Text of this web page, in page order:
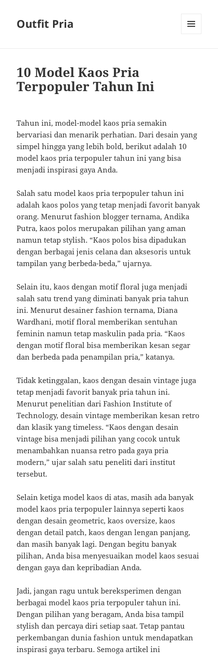
Outfit Pria
10 Model Kaos Pria
Terpopuler Tahun Ini
Tahun ini, model-model kaos pria semakin
bervariasi dan menarik perhatian. Dari desain yang
simpel hingga yang lebih bold, berikut adalah 10
model kaos pria terpopuler tahun ini yang bisa
menjadi inspirasi gaya Anda.
Salah satu model kaos pria terpopuler tahun ini
adalah kaos polos yang tetap menjadi favorit banyak
orang. Menurut fashion blogger ternama, Andika
Putra, kaos polos merupakan pilihan yang aman
namun tetap stylish. “Kaos polos bisa dipadukan
dengan berbagai jenis celana dan aksesoris untuk
tampilan yang berbeda-beda,” ujarnya.
Selain itu, kaos dengan motif floral juga menjadi
salah satu trend yang diminati banyak pria tahun
ini. Menurut desainer fashion ternama, Diana
Wardhani, motif floral memberikan sentuhan
feminin namun tetap maskulin pada pria. “Kaos
dengan motif floral bisa memberikan kesan segar
dan berbeda pada penampilan pria,” katanya.
Tidak ketinggalan, kaos dengan desain vintage juga
tetap menjadi favorit banyak pria tahun ini.
Menurut penelitian dari Fashion Institute of
Technology, desain vintage memberikan kesan retro
dan klasik yang timeless. “Kaos dengan desain
vintage bisa menjadi pilihan yang cocok untuk
menambahkan nuansa retro pada gaya pria
modern,” ujar salah satu peneliti dari institut
tersebut.
Selain ketiga model kaos di atas, masih ada banyak
model kaos pria terpopuler lainnya seperti kaos
dengan desain geometric, kaos oversize, kaos
dengan detail patch, kaos dengan lengan panjang,
dan masih banyak lagi. Dengan begitu banyak
pilihan, Anda bisa menyesuaikan model kaos sesuai
dengan gaya dan kepribadian Anda.
Jadi, jangan ragu untuk bereksperimen dengan
berbagai model kaos pria terpopuler tahun ini.
Dengan pilihan yang beragam, Anda bisa tampil
stylish dan percaya diri setiap saat. Tetap pantau
perkembangan dunia fashion untuk mendapatkan
inspirasi gaya terbaru. Semoga artikel ini